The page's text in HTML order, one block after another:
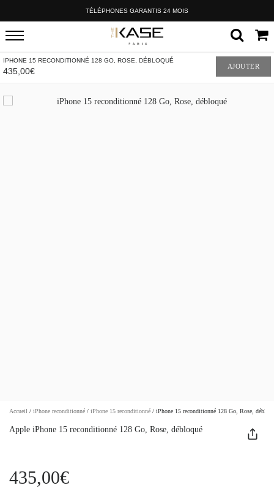
TÉLÉPHONES GARANTIS 24 MOIS
IPHONE 15 RECONDITIONNÉ 128 GO, ROSE, DÉBLOQUÉ
435,00€ AJOUTER
Accueil / iPhone reconditionné / iPhone 15 reconditionné / iPhone 15 reconditionné 128 Go, Rose,
Apple iPhone 15 reconditionné 128 Go, Rose, débloqué
435,00€